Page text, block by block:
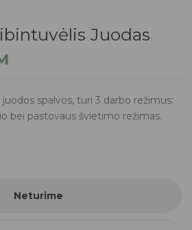
Juodas
spalvos, turi 3 darbo režimus:
bei pastovaus švietimo režimas.
Neturime